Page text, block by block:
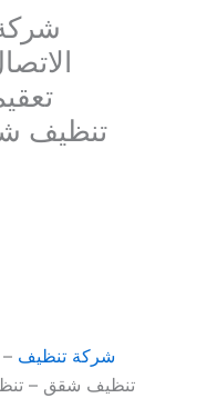
تنظيف
شركة تنظيف
تنظيف شقق –